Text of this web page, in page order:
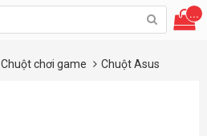
...
Chuột chơi game Chuột Asus